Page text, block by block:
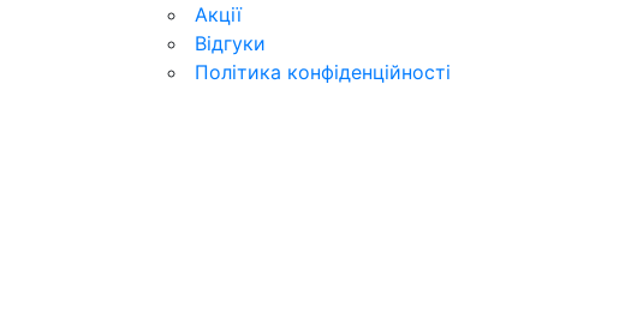
Акції
Відгуки
Політика конфіденційності